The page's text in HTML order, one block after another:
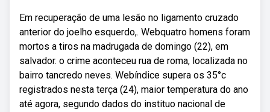
Em recuperação de uma lesão no ligamento cruzado
anterior do joelho esquerdo,. Webquatro homens foram
mortos a tiros na madrugada de domingo (22), em
salvador. o crime aconteceu rua de roma, localizada no
bairro tancredo neves. Webíndice supera os 35°c
registrados nesta terça (24), maior temperatura do ano
até agora, segundo dados do instituo nacional de